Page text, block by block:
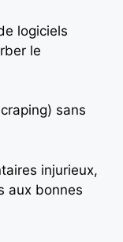
logiciels
le
sans
injurieux,
aux bonnes